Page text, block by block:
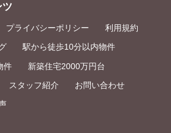
プライバシーポリシー 利用規約
駅から徒歩10分以内物件
件 新築住宅2000万円台
スタッフ紹介 お問い合わせ